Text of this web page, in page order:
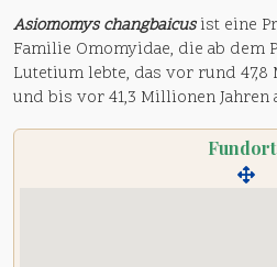
Asiomomys changbaicusist eine
Familie Omomyidae, die ab dem
Lutetium lebte, das vor rund 47,8
und bis vor 41,3 Millionen Jahren